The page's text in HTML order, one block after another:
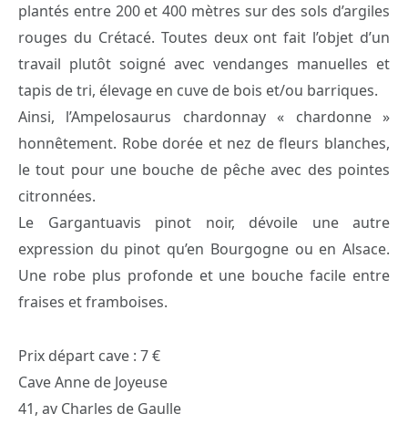
plantés entre 200 et 400 mètres sur des sols d’argiles
rouges du Crétacé. Toutes deux ont fait l’objet d’un
travail plutôt soigné avec vendanges manuelles et
tapis de tri, élevage en cuve de bois et/ou barriques.
Ainsi, l’Ampelosaurus chardonnay « chardonne »
honnêtement. Robe dorée et nez de fleurs blanches,
le tout pour une bouche de pêche avec des pointes
citronnées.
Le Gargantuavis pinot noir, dévoile une autre
expression du pinot qu’en Bourgogne ou en Alsace.
Une robe plus profonde et une bouche facile entre
fraises et framboises.
Prix départ cave : 7 €
Cave Anne de Joyeuse
41, av Charles de Gaulle